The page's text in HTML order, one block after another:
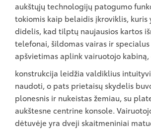
aukštųjų technologijų patogumo
tokiomis kaip belaidis įkroviklis, kuris
didelis, kad tilptų naujausios kartos
telefonai, šildomas vairas ir
apšvietimas aplink vairuotojo
konstrukcija leidžia valdiklius
naudoti, o pats prietaisų skydelis
plonesnis ir nukeistas žemiau, su
aukštesne centrine konsole.
dėtuvėje yra dveji skaitmeniniai